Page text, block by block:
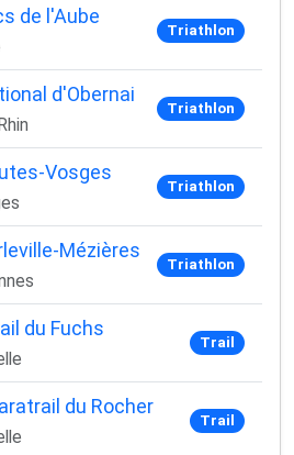
de l'Aube
Triathlon
d'Obernai
Triathlon
Vosges
Triathlon
Mézières
Triathlon
du Fuchs
Trail
du Rocher
Trail